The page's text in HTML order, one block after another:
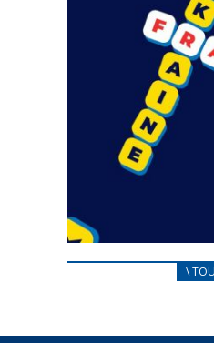
CARNET
Afin d’accompagner au
\